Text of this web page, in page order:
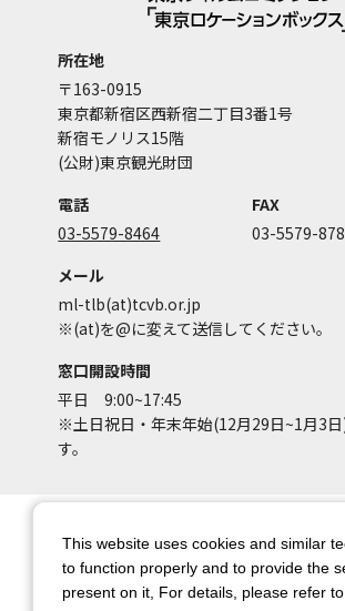
所在地
〒163-0915
東京都新宿区西新宿二丁目3番1号
新宿モノリス15階
(公財)東京観光財団
電話
03-5579-8464
FAX
03-5579-
メール
ml-tlb(at)tcvb.or.jp
※(at)を@に変えて送信してください。
窓口開設時間
平日 9:00~17:45
※土日祝日・年末年始(12月29日~1月3
す。
サイトマップ
サイトポリ
アカウントポリシー
個人情報保
著作権について
お問い合わ
This website uses cookies and similar
to function properly and to provide the
present on it, For details, please refer to